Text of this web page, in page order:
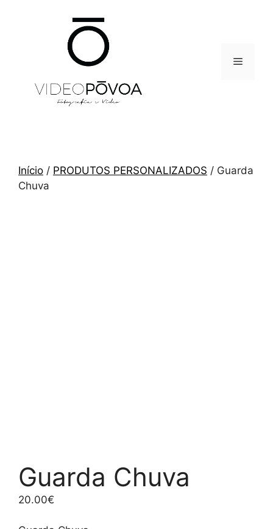
Menu
Início / PRODUTOS PERSONALIZADOS / Guarda
Chuva
Guarda Chuva
20.00€